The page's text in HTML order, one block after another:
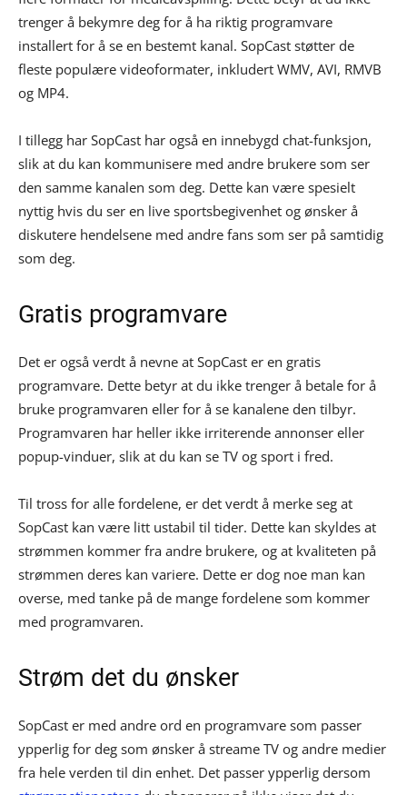
trenger å bekymre deg for å ha riktig programvare
installert for å se en bestemt kanal. SopCast støtter de
fleste populære videoformater, inkludert WMV, AVI, RMVB
og MP4.
I tillegg har SopCast har også en innebygd chat-funksjon,
slik at du kan kommunisere med andre brukere som ser
den samme kanalen som deg. Dette kan være spesielt
nyttig hvis du ser en live sportsbegivenhet og ønsker å
diskutere hendelsene med andre fans som ser på samtidig
som deg.
Gratis programvare
Det er også verdt å nevne at SopCast er en gratis
programvare. Dette betyr at du ikke trenger å betale for å
bruke programvaren eller for å se kanalene den tilbyr.
Programvaren har heller ikke irriterende annonser eller
popup-vinduer, slik at du kan se TV og sport i fred.
Til tross for alle fordelene, er det verdt å merke seg at
SopCast kan være litt ustabil til tider. Dette kan skyldes at
strømmen kommer fra andre brukere, og at kvaliteten på
strømmen deres kan variere. Dette er dog noe man kan
overse, med tanke på de mange fordelene som kommer
med programvaren.
Strøm det du ønsker
SopCast er med andre ord en programvare som passer
ypperlig for deg som ønsker å streame TV og andre medier
fra hele verden til din enhet. Det passer ypperlig dersom